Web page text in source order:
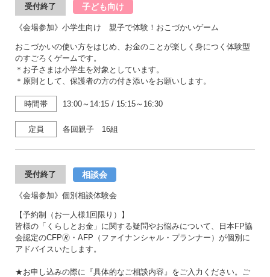
受付終了 子ども向け
《会場参加》小学生向け 親子で体験！おこづかいゲーム
おこづかいの使い方をはじめ、お金のことが楽しく身につく体験型
のすごろくゲームです。
＊お子さまは小学生を対象としています。
＊原則として、保護者の方の付き添いをお願いします。
時間帯 13:00～14:15 / 15:15～16:30
定員 各回親子 16組
受付終了 相談会
《会場参加》個別相談体験会
【予約制（お一人様1回限り）】
皆様の「くらしとお金」に関する疑問やお悩みについて、日本FP協
会認定のCFP🄬・AFP（ファイナンシャル・プランナー）が個別に
アドバイスいたします。
★お申し込みの際に『具体的なご相談内容』をご入力ください。ご